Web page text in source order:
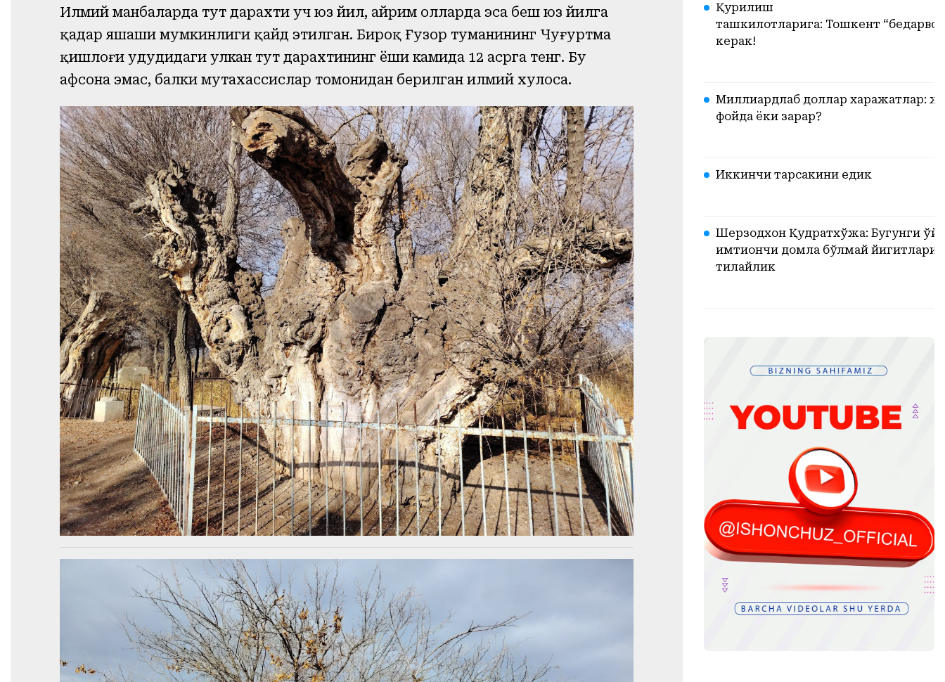
Илмий манбаларда тут дарахти уч юз йил, айрим ҳолларда эса беш юз йилга
қадар яшаши мумкинлиги қайд этилган. Бироқ Ғузор туманининг Чуғуртма
қишлоғи ҳудудидаги улкан тут дарахтининг ёши камида 12 асрга тенг. Бу
афсона эмас, балки мутахассислар томонидан берилган илмий хулоса.
Қурилиш
ташкилотларига: Тошкент
керак!
Миллиардлаб доллар харажатлар:
фойда ёки зарар?
Иккинчи тарсакини едик
Шерзодхон Қудратхўжа: Бугунги
имтиҳончи домла бўлмай
тилайлик